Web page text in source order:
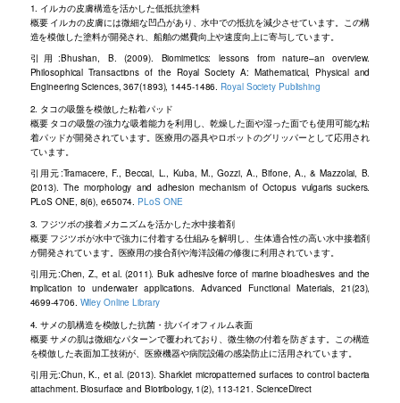
1. イルカの皮膚構造を活かした低抵抗塗料
概要 イルカの皮膚には微細な凹凸があり、水中での抵抗を減少させています。この構
造を模倣した塗料が開発され、船舶の燃費向上や速度向上に寄与しています。
引用:Bhushan, B. (2009). Biomimetics: lessons from nature–an overview.
Philosophical Transactions of the Royal Society A: Mathematical, Physical and
Engineering Sciences, 367(1893), 1445-1486. Royal Society Publishing
2. タコの吸盤を模倣した粘着パッド
概要 タコの吸盤の強力な吸着能力を利用し、乾燥した面や湿った面でも使用可能な粘
着パッドが開発されています。医療用の器具やロボットのグリッパーとして応用され
ています。
引用元:Tramacere, F., Beccai, L., Kuba, M., Gozzi, A., Bifone, A., & Mazzolai, B.
(2013). The morphology and adhesion mechanism of Octopus vulgaris suckers.
PLoS ONE, 8(6), e65074. PLoS ONE
3. フジツボの接着メカニズムを活かした水中接着剤
概要 フジツボが水中で強力に付着する仕組みを解明し、生体適合性の高い水中接着剤
が開発されています。医療用の接合剤や海洋設備の修復に利用されています。
引用元:Chen, Z., et al. (2011). Bulk adhesive force of marine bioadhesives and the
implication to underwater applications. Advanced Functional Materials, 21(23),
4699-4706. Wiley Online Library
4. サメの肌構造を模倣した抗菌・抗バイオフィルム表面
概要 サメの肌は微細なパターンで覆われており、微生物の付着を防ぎます。この構造
を模倣した表面加工技術が、医療機器や病院設備の感染防止に活用されています。
引用元:Chun, K., et al. (2013). Sharklet micropatterned surfaces to control bacteria
attachment. Biosurface and Biotribology, 1(2), 113-121. ScienceDirect